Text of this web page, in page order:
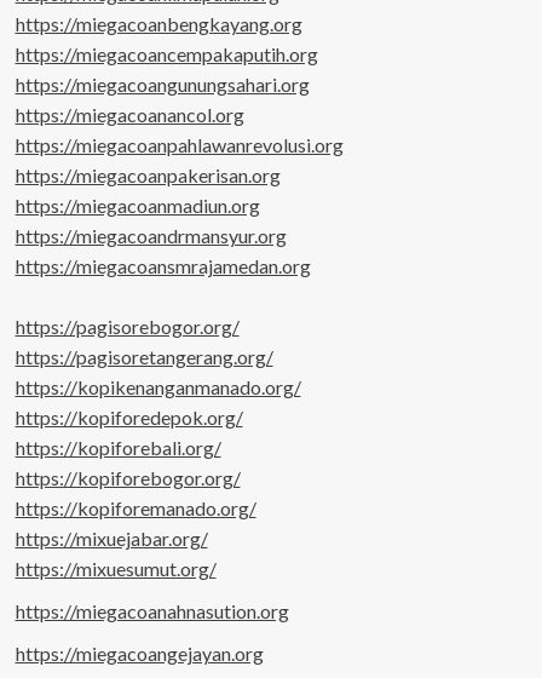
https://miegacoanbengkayang.org
https://miegacoancempakaputih.org
https://miegacoangunungsahari.org
https://miegacoanancol.org
https://miegacoanpahlawanrevolusi.org
https://miegacoanpakerisan.org
https://miegacoanmadiun.org
https://miegacoandrmansyur.org
https://miegacoansmrajamedan.org
https://pagisorebogor.org/
https://pagisoretangerang.org/
https://kopikenanganmanado.org/
https://kopiforedepok.org/
https://kopiforebali.org/
https://kopiforebogor.org/
https://kopiforemanado.org/
https://mixuejabar.org/
https://mixuesumut.org/
https://miegacoanahnasution.org
https://miegacoangejayan.org